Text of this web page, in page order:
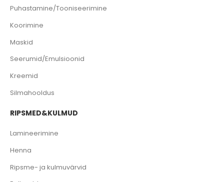
Puhastamine/Tooniseerimine
Koorimine
Maskid
Seerumid/Emulsioonid
Kreemid
Silmahooldus
RIPSMED&KULMUD
Lamineerimine
Henna
Ripsme- ja kulmuvärvid